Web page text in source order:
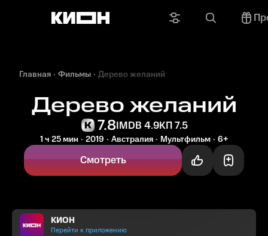
Главная Фильмы Дерево желаний
Дерево желаний
7.8IMDB 4.9КП 7.5
1 ч 25 мин 2019 Австралия Мультфильм 6+
Смотреть
КИОН
Перейти к приложению